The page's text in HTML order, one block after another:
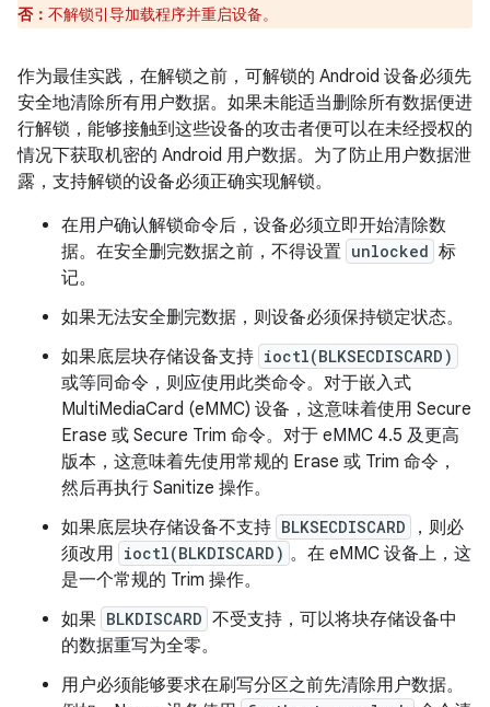
否： 不解锁引导加载程序并重启设备。
作为最佳实践，在解锁之前，可解锁的 Android 设备必须先
安全地清除所有用户数据。如果未能适当删除所有数据便进
行解锁，能够接触到这些设备的攻击者便可以在未经授权的
情况下获取机密的 Android 用户数据。为了防止用户数据泄
露，支持解锁的设备必须正确实现解锁。
在用户确认解锁命令后，设备必须立即开始清除数
据。在安全删完数据之前，不得设置 unlocked 标
记。
如果无法安全删完数据，则设备必须保持锁定状态。
如果底层块存储设备支持 ioctl(BLKSECDISCARD)
或等同命令，则应使用此类命令。对于嵌入式
MultiMediaCard (eMMC) 设备，这意味着使用 Secure
Erase 或 Secure Trim 命令。对于 eMMC 4.5 及更高
版本，这意味着先使用常规的 Erase 或 Trim 命令，
然后再执行 Sanitize 操作。
如果底层块存储设备不支持 BLKSECDISCARD
，则必
须改用 ioctl(BLKDISCARD) 。在 eMMC 设备上，这
是一个常规的 Trim 操作。
如果 BLKDISCARD 不受支持，可以将块存储设备中
的数据重写为全零。
用户必须能够要求在刷写分区之前先清除用户数据。